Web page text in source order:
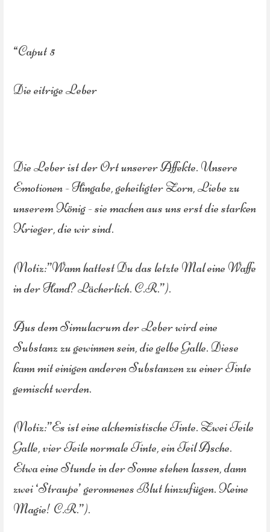
“Caput 5
Die eitrige Leber
Die Leber ist der Ort unserer Affekte. Unsere
Emotionen - Hingabe, geheiligter Zorn, Liebe zu
unserem König - sie machen aus uns erst die starken
Krieger, die wir sind.
(Notiz:”Wann hattest Du das letzte Mal eine Waffe
in der Hand? Lächerlich. C.R.”).
Aus dem Simulacrum der Leber wird eine
Substanz zu gewinnen sein, die gelbe Galle. Diese
kann mit einigen anderen Substanzen zu einer Tinte
gemischt werden.
(Notiz:”Es ist eine alchemistische Tinte. Zwei Teile
Galle, vier Teile normale Tinte, ein Teil Asche.
Etwa eine Stunde in der Sonne stehen lassen, dann
zwei ‘Straupe’ geronnenes Blut hinzufügen. Keine
Magie! C.R.”).